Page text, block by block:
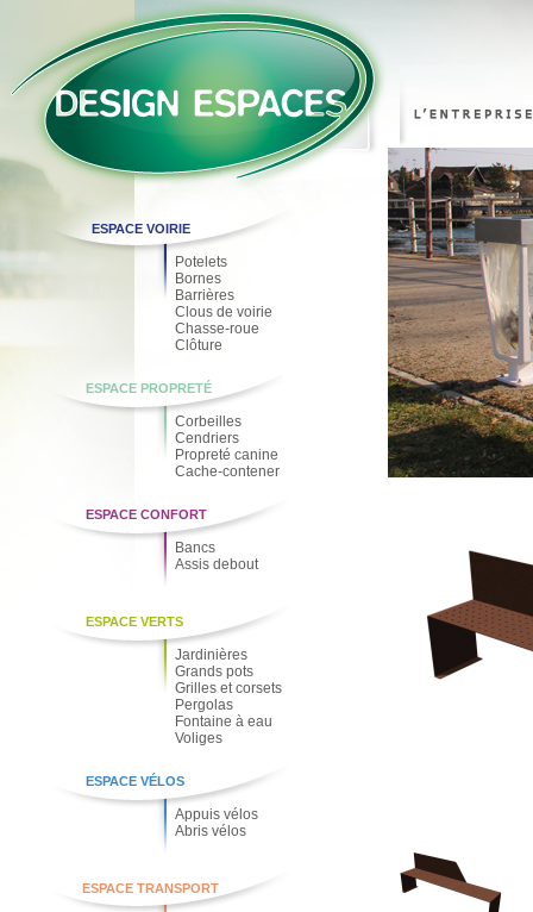
ESPACE VOIRIE
Potelets
Bornes
Barrières
Clous de voirie
Chasse-roue
Clôture
ESPACE PROPRETÉ
Corbeilles
Cendriers
Propreté canine
Cache-contener
ESPACE CONFORT
Bancs
Assis debout
ESPACE VERTS
Jardinières
Grands pots
Grilles et corsets
Pergolas
Fontaine à eau
Voliges
ESPACE VÉLOS
Appuis vélos
Abris vélos
ESPACE TRANSPORT